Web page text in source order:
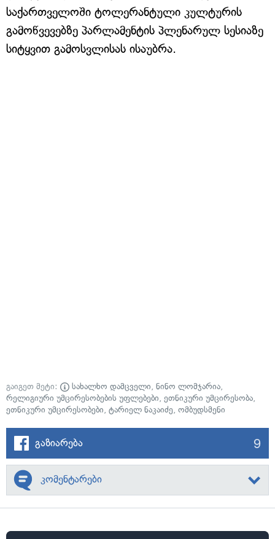
საქართველოში ტოლერანტული კულტურის
გამოწვევებზე პარლამენტის პლენარულ სესიაზე
სიტყვით გამოსვლისას ისაუბრა.
გაიგეთ მეტი: სახალხო დამცველი, ნინო ლომჯარია,
რელიგიური უმცირესობების უფლებები, ეთნიკური უმცირესობა,
ეთნიკური უმცირესობები, ტარიელ ნაკაიძე, ომბუდსმენი
გაზიარება 9
კომენტარები